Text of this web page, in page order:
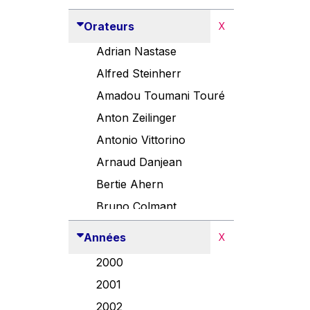
Orateurs X
Adrian Nastase
Alfred Steinherr
Amadou Toumani Touré
Anton Zeilinger
Antonio Vittorino
Arnaud Danjean
Bertie Ahern
Bruno Colmant
Années X
2000
2001
2002